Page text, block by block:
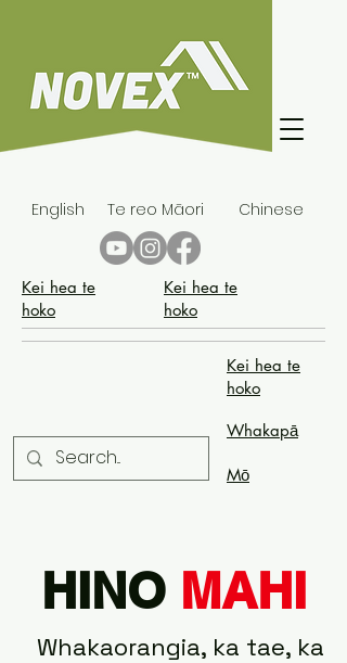
English Te reo Māori Chinese
Kei hea te
hoko
Kei hea te
hoko
Kei hea te
hoko
Whakapā
Mō
HINO MAHI
Whakaorangia, ka tae, ka